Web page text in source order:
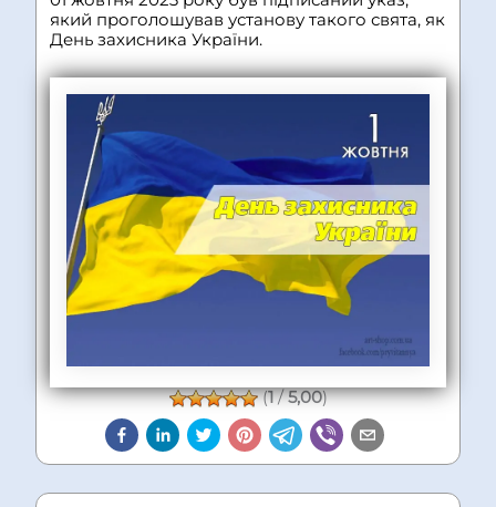
який проголошував установу такого свята, як
День захисника України.
(1/5,00)